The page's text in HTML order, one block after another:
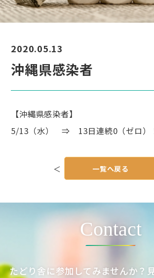
沖縄県感染者
2020.05.13
【沖縄県感染者】
5/13（水） ⇒ 13日連続0（ゼロ）
シ
＜ 一覧へ戻る
Contact
たどり舎に参加してみませんか？